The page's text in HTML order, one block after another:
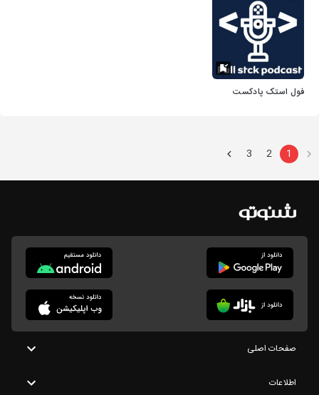
فول استک پادکست
1
2
3
صفحات اصلی
اطلاعات